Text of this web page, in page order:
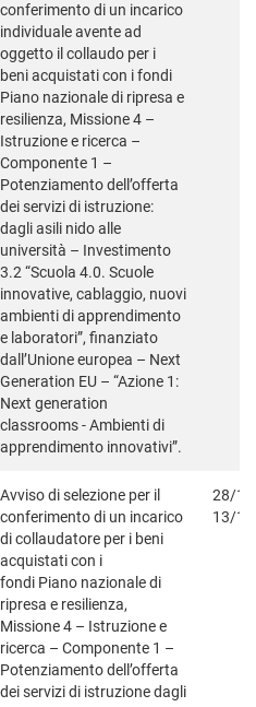
conferimento di un incarico
individuale avente ad
oggetto il collaudo per i
beni acquistati con i fondi
Piano nazionale di ripresa e
resilienza, Missione 4 –
Istruzione e ricerca –
Componente 1 –
Potenziamento dell’offerta
dei servizi di istruzione:
dagli asili nido alle
università – Investimento
3.2 “Scuola 4.0. Scuole
innovative, cablaggio, nuovi
ambienti di apprendimento
e laboratori”, finanziato
dall’Unione europea – Next
Generation EU – “Azione 1:
Next generation
classrooms - Ambienti di
apprendimento innovativi”.
Avviso di selezione per il
conferimento di un incarico
di collaudatore per i beni
acquistati con i
fondi Piano nazionale di
ripresa e resilienza,
Missione 4 – Istruzione e
ricerca – Componente 1 –
Potenziamento dell’offerta
dei servizi di istruzione dagli
28/
13/